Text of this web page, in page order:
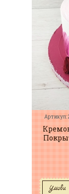
Артикул:
Умови